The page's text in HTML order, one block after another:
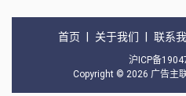
首页 关于我们 联系
沪ICP备
Copyright © 2026 广告主